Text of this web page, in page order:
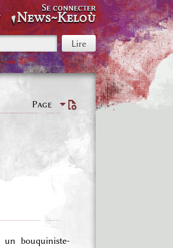
News~Keloù
Se connecter
Page
bouquiniste-